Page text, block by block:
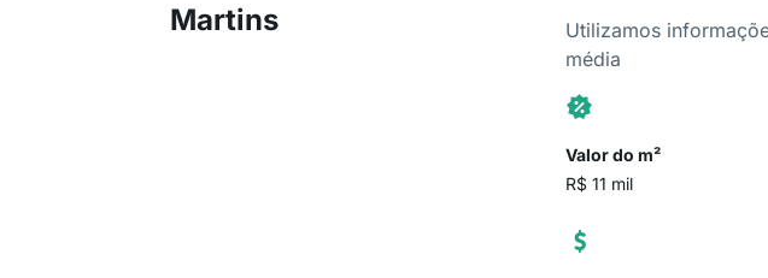
Martins
Utilizamos
média
Valor do m²
R$ 11 mil